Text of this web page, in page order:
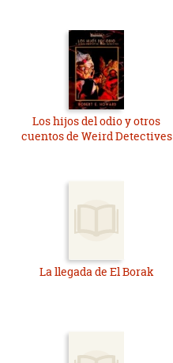
Los hijos del odio y otros
cuentos de Weird Detectives
La llegada de El Borak